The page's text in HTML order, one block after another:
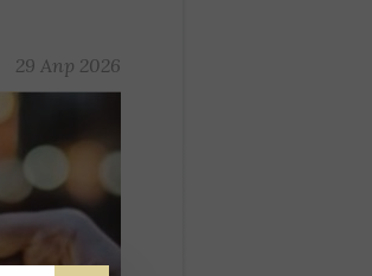
29 Апр 2026